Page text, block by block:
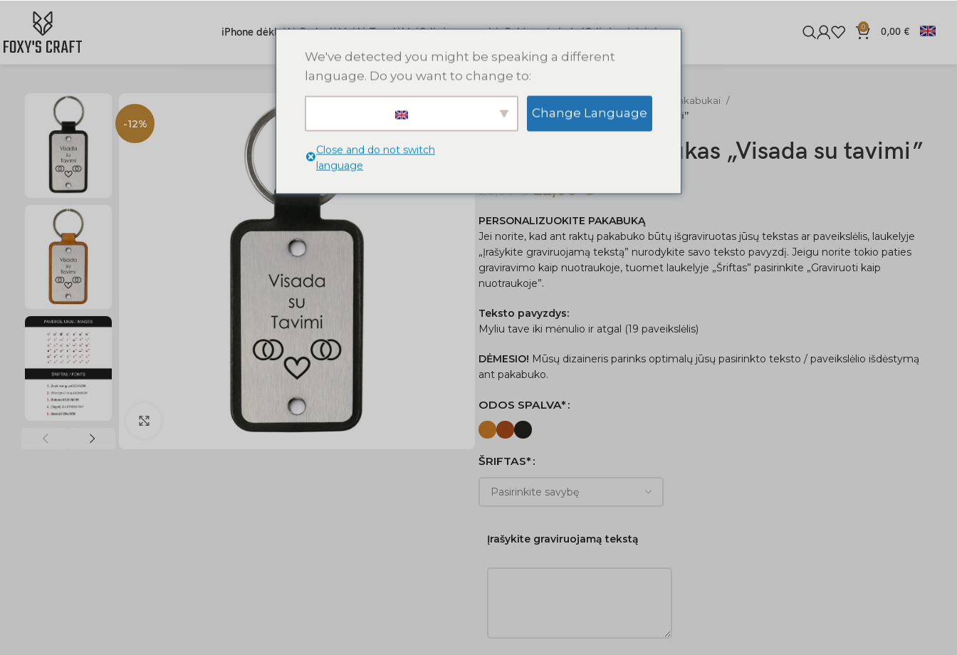
iPhone dėklaiAirPods dėklaiAirTag dėklaiOdinės apyrankėsRaktų pakabukaiOdinės piniginės 0 0,00 €
-12%
Click to enlarge
Pradžia Raktų pakabukai
Hugo raktų pakabukai
Hugo raktų pakabukas „Visada su tavimi”
Hugo raktų pakabukas „Visada su tavimi”
25,00€ 22,00€
PERSONALIZUOKITE PAKABUKĄ
Jei norite, kad ant raktų pakabuko būtų išgraviruotas jūsų tekstas ar paveikslėlis, laukelyje
„Įrašykite graviruojamą tekstą” nurodykite savo teksto pavyzdį. Jeigu norite tokio paties
graviravimo kaip nuotraukoje, tuomet laukelyje „Šriftas” pasirinkite „Graviruoti kaip
nuotraukoje”.
Teksto pavyzdys:
Myliu tave iki mėnulio ir atgal (19 paveikslėlis)
DĖMESIO! Mūsų dizaineris parinks optimalų jūsų pasirinkto teksto / paveikslėlio išdėstymą
ant pakabuko.
ODOS SPALVA*
ŠRIFTAS*
Įrašykite graviruojamą tekstą
We've detected you might be speaking a different
language. Do you want to change to:
Change Language
Close and do not switch
language